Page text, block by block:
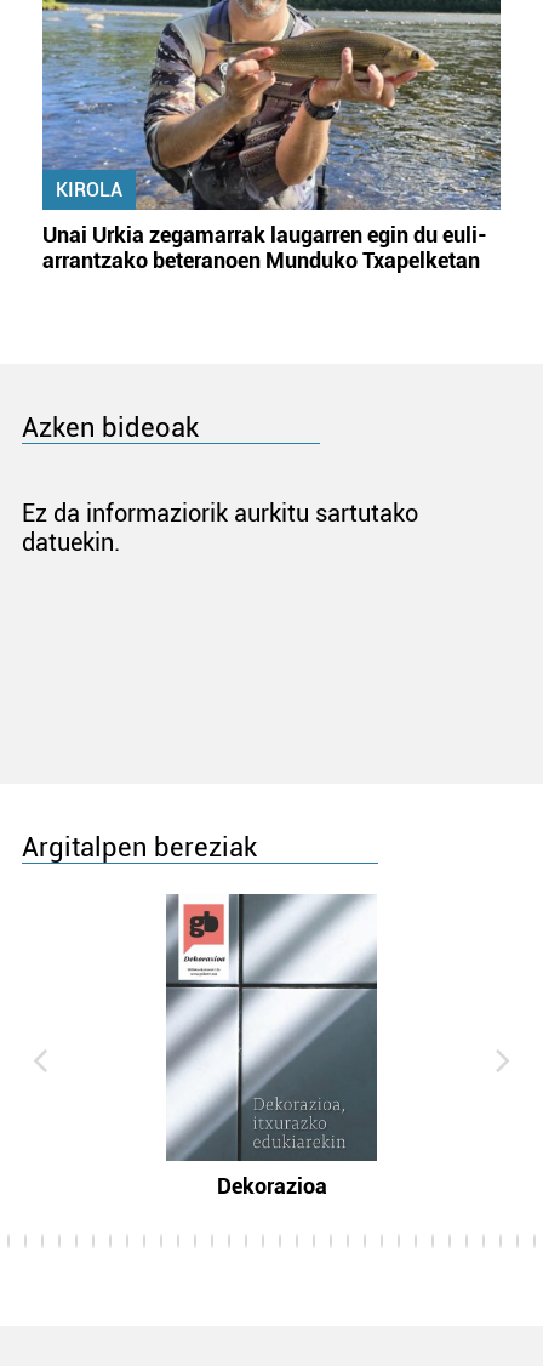
KIROLA
Unai Urkia zegamarrak laugarren egin du euli-
arrantzako beteranoen Munduko Txapelketan
Azken bideoak
Ez da informaziorik aurkitu sartutako
datuekin.
Argitalpen bereziak
Dekorazioa